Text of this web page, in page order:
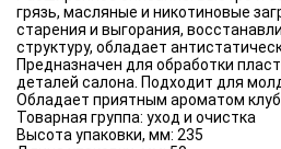
грязь, масляные и никотиновые
старения и выгорания,
структуру, обладает
Предназначен для обработки
деталей салона. Подходит для
Обладает приятным ароматом
Товарная группа: уход и очистка
Высота упаковки, мм: 235